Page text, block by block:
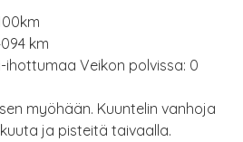
km
ihottumaa Veikon polvissa: 0
myöhään. Kuuntelin vanhoja
ja pisteitä taivaalla.